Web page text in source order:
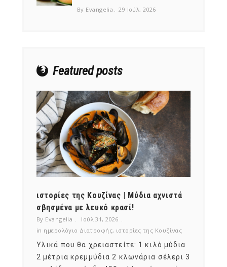
By Evangelia 29 Ιούλ, 2026
Featured posts
ιστορίες της Κουζίνας | Μύδια αχνιστά
σβησμένα με λευκό κρασί!
By Evangelia
Ιούλ 31, 2026
in ημερολόγιο Διατροφής, ιστορίες της Κουζίνας
Υλικά που θα χρειαστείτε: 1 κιλό μύδια
2 μέτρια κρεμμύδια 2 κλωνάρια σέλερι 3